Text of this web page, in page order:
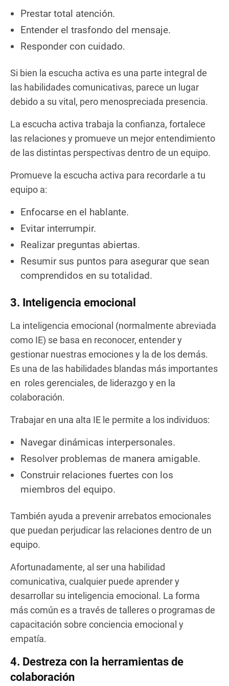
Prestar total atención.
Entender el trasfondo del mensaje.
Responder con cuidado.
Si bien la escucha activa es una parte integral de
las habilidades comunicativas, parece un lugar
debido a su vital, pero menospreciada presencia.
La escucha activa trabaja la confianza, fortalece
las relaciones y promueve un mejor entendimiento
de las distintas perspectivas dentro de un equipo.
Promueve la escucha activa para recordarle a tu
equipo a:
Enfocarse en el hablante.
Evitar interrumpir.
Realizar preguntas abiertas.
Resumir sus puntos para asegurar que sean
comprendidos en su totalidad.
3. Inteligencia emocional
La inteligencia emocional (normalmente abreviada
como IE) se basa en reconocer, entender y
gestionar nuestras emociones y la de los demás.
Es una de las habilidades blandas más importantes
en roles gerenciales, de liderazgo y en la
colaboración.
Trabajar en una alta IE le permite a los individuos:
Navegar dinámicas interpersonales.
Resolver problemas de manera amigable.
Construir relaciones fuertes con los
miembros del equipo.
También ayuda a prevenir arrebatos emocionales
que puedan perjudicar las relaciones dentro de un
equipo.
Afortunadamente, al ser una habilidad
comunicativa, cualquier puede aprender y
desarrollar su inteligencia emocional. La forma
más común es a través de talleres o programas de
capacitación sobre conciencia emocional y
empatía.
4. Destreza con la herramientas de
colaboración